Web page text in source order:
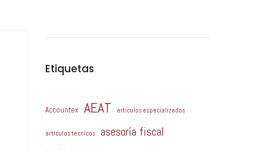
Etiquetas
Accountex AEAT articulos especializados
artículos técnicos asesoría fiscal